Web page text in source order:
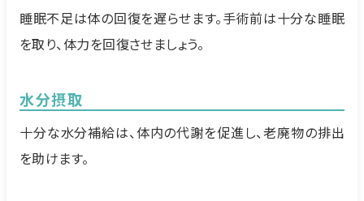
睡眠不足は体の回復を遅らせます。手術前は十分な睡眠
を取り、体力を回復させましょう。
水分摂取
十分な水分補給は、体内の代謝を促進し、老廃物の排出
を助けます。